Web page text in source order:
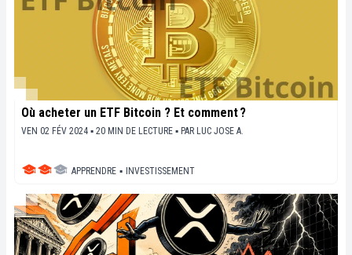
Où acheter un ETF Bitcoin ? Et comment ?
VEN 02 FÉV 2024 ▪ 20 MIN DE LECTURE ▪ PAR LUC JOSE A.
APPRENDRE ▪ INVESTISSEMENT